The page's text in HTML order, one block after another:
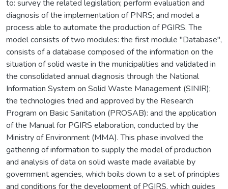
to: survey the related legislation; perform evaluation and
diagnosis of the implementation of PNRS; and model a
process able to automate the production of PGIRS. The
model consists of two modules: the first module "Database",
consists of a database composed of the information on the
situation of solid waste in the municipalities and validated in
the consolidated annual diagnosis through the National
Information System on Solid Waste Management (SINIR);
the technologies tried and approved by the Research
Program on Basic Sanitation (PROSAB): and the application
of the Manual for PGIRS elaboration, conducted by the
Ministry of Environment (MMA). This phase involved the
gathering of information to supply the model of production
and analysis of data on solid waste made available by
government agencies, which boils down to a set of principles
and conditions for the development of PGIRS, which guides